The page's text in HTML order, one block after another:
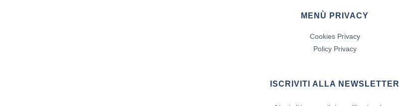
MENÙ PRIVACY
Cookies Privacy
Policy Privacy
ISCRIVITI ALLA NEWSLETTER